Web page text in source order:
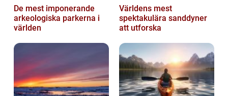
De mest imponerande
arkeologiska parkerna i
världen
Världens mest
spektakulära sanddyner
att utforska